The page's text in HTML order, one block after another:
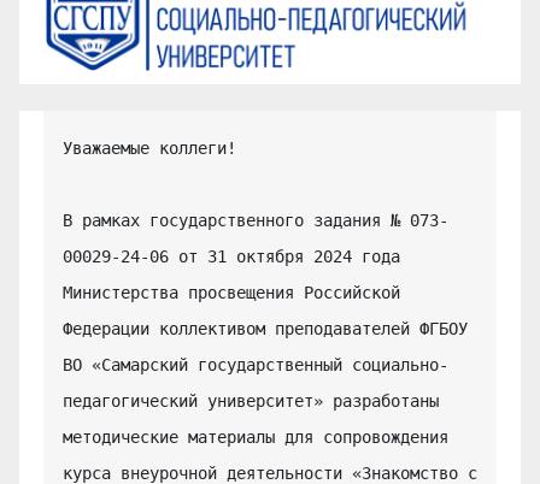
Уважаемые коллеги!
В рамках государственного задания № 073-
00029-24-06 от 31 октября 2024 года
Министерства просвещения Российской
Федерации коллективом преподавателей ФГБОУ
ВО «Самарский государственный социально-
педагогический университет» разработаны
методические материалы для сопровождения
курса внеурочной деятельности «Знакомство с